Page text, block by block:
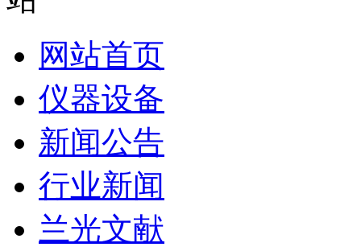
网站首页
仪器设备
新闻公告
行业新闻
兰光文献